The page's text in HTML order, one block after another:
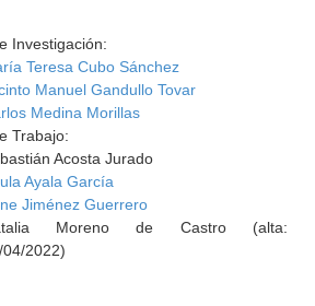
Investigación:
Teresa Cubo Sánchez
Manuel Gandullo Tovar
Medina Morillas
Trabajo:
Acosta Jurado
Ayala García
Jiménez Guerrero
Moreno de Castro (alta:
04/2022)